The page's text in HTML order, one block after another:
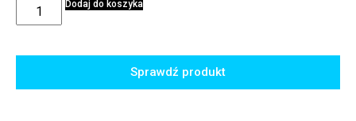
Dodaj do koszyka
Sprawdź produkt